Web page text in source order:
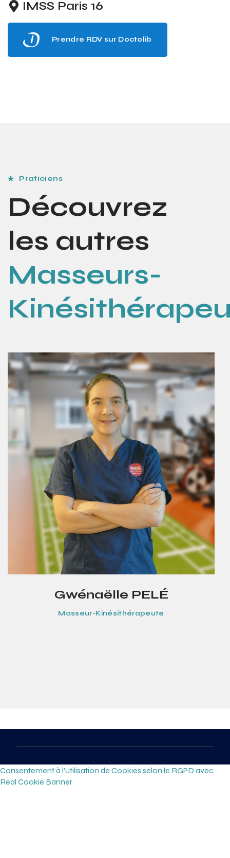
IMSS Paris 16
Prendre RDV sur Doctolib
Praticiens
Découvrez
les autres
Masseurs-
Gwénaëlle PELÉ
Masseur-Kinésithérapeute
Consentement à l'utilisation de Cookies selon le RGPD avec
Real Cookie Banner